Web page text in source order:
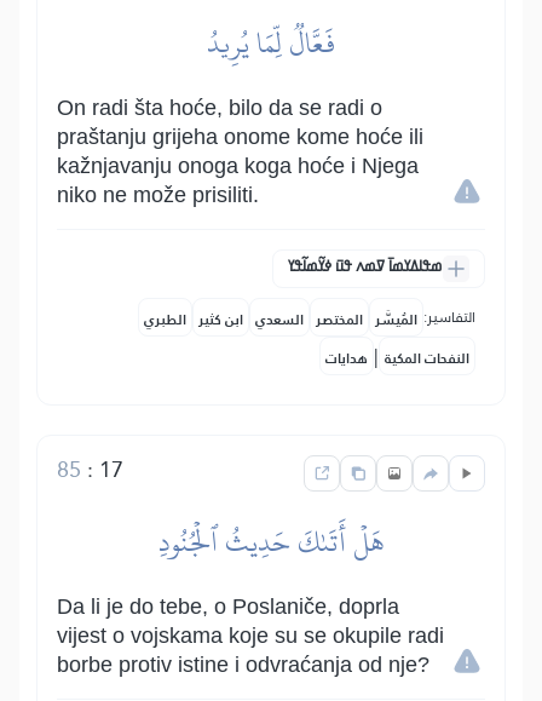
فَعَّالٞ لِّمَا يُرِيدُ
On radi šta hoće, bilo da se radi o
praštanju grijeha onome kome hoće ili
kažnjavanju onoga koga hoće i Njega
niko ne može prisiliti.
ߘߟߊߡߌߘߊ߫ ߜߘߍ ߟߎ߫ ߦߌ߬ߘߊ߬ߟߌ
التفاسير: المُيسَّر المختصر السعدي ابن كثير الطبري
النفحات المكية | هدايات
17
:
85
هَلۡ أَتَىٰكَ حَدِيثُ ٱلۡجُنُودِ
Da li je do tebe, o Poslaniče, doprla
vijest o vojskama koje su se okupile radi
borbe protiv istine i odvraćanja od nje?